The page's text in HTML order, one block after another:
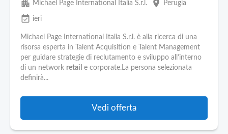
apartment Michael Page International Italia S.r.l. place Perugia
event_available ieri
Michael Page International Italia S.r.l. è alla ricerca di una
risorsa esperta in Talent Acquisition e Talent Management
per guidare strategie di reclutamento e sviluppo all’interno
di un network retail e corporate.La persona selezionata
definirà...
Vedi offerta